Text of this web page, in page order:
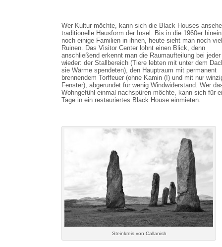
Wer Kultur möchte, kann sich die Black Houses
traditionelle Hausform der Insel. Bis in die 1960er
noch einige Familien in ihnen, heute sieht man noch
Ruinen. Das Visitor Center lohnt einen Blick, denn
anschließend erkennt man die Raumaufteilung bei jeder
wieder: der Stallbereich (Tiere lebten mit unter dem
sie Wärme spendeten), den Hauptraum mit permanent
brennendem Torffeuer (ohne Kamin (!) und mit nur
Fenster), abgerundet für wenig Windwiderstand. Wer
Wohngefühl einmal nachspüren möchte, kann sich für
Tage in ein restauriertes Black House einmieten.
Steinkreis von Callanish